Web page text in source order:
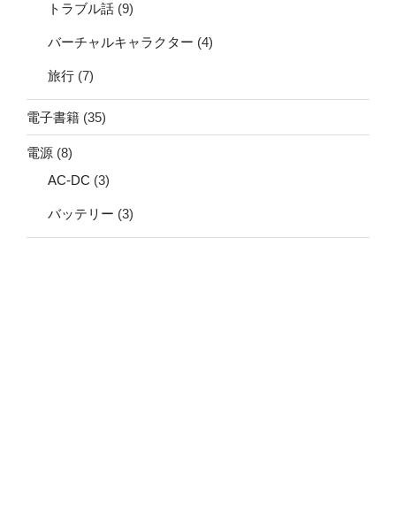
トラブル話 (9)
バーチャルキャラクター (4)
旅行 (7)
電子書籍 (35)
電源 (8)
AC-DC (3)
バッテリー (3)